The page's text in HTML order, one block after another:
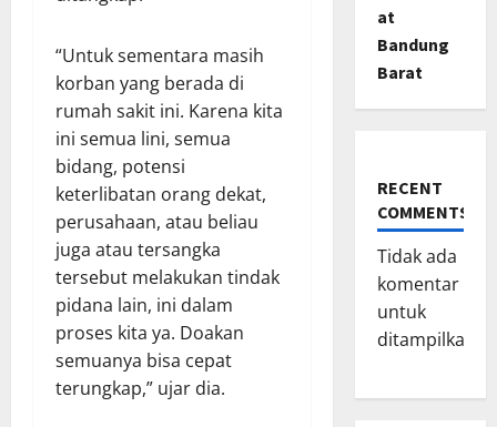
“Untuk sementara masih
korban yang berada di
rumah sakit ini. Karena kita
ini semua lini, semua
bidang, potensi
keterlibatan orang dekat,
perusahaan, atau beliau
juga atau tersangka
tersebut melakukan tindak
pidana lain, ini dalam
proses kita ya. Doakan
semuanya bisa cepat
terungkap,” ujar dia.
at
Bandung
Barat
RECENT
COMMENTS
Tidak ada
komentar
untuk
ditampilkan.